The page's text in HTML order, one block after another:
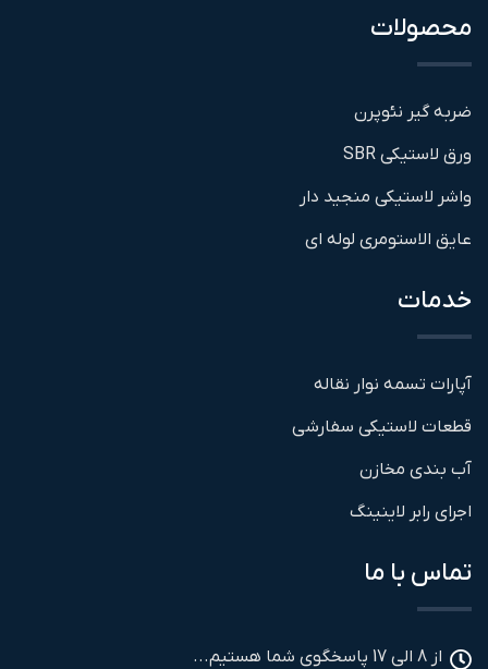
محصولات
ضربه گیر نئوپرن
ورق لاستیکی SBR
واشر لاستیکی منجید دار
عایق الاستومری لوله ای
خدمات
آپارات تسمه نوار نقاله
قطعات لاستیکی سفارشی
آب بندی مخازن
اجرای رابر لاینینگ
تماس با ما
از 8 الی 17 پاسخگوی شما هستیم...